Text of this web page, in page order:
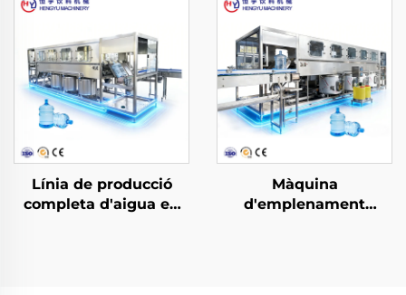
Línia de producció
completa d'aigua en
Màquina
d'emplenament